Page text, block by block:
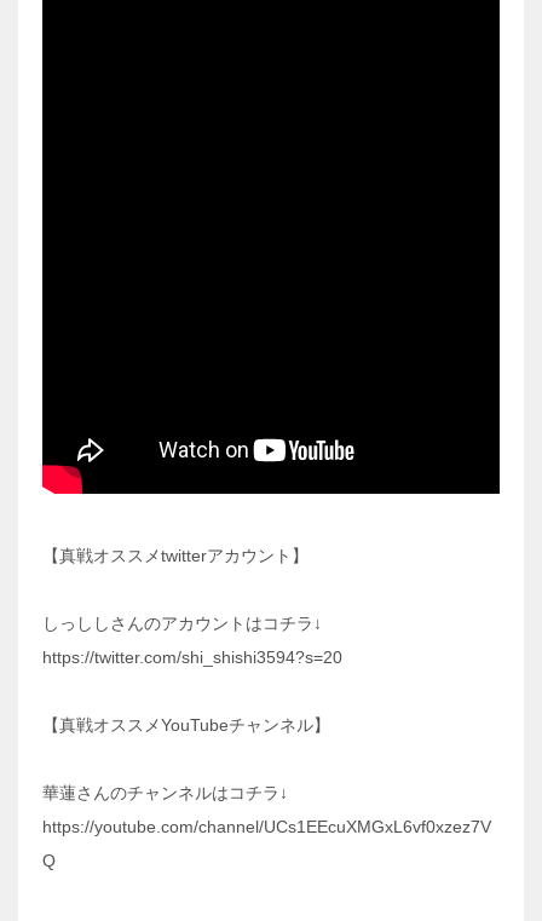
【真戦オススメtwitterアカウント】
しっししさんのアカウントはコチラ↓
https://twitter.com/shi_shishi3594?s=20
【真戦オススメYouTubeチャンネル】
華蓮さんのチャンネルはコチラ↓
https://youtube.com/channel/UCs1EEcuXMGxL6vf0xzez7V
Q